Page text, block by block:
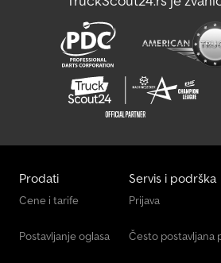
prethodni dogovor! Dodatne informacije i
na poljskom jeziku: WhatsApp Vaš
Georges Spengelin
Prodati
Cene i tarife
Postavljanje oglasa
Servis i podrška
Prijava
Često postavljana